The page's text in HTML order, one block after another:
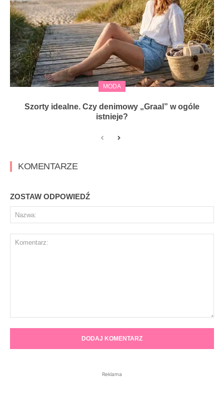
MODA
Szorty idealne. Czy denimowy „Graal” w ogóle
istnieje?
KOMENTARZE
ZOSTAW ODPOWIEDŹ
Reklama